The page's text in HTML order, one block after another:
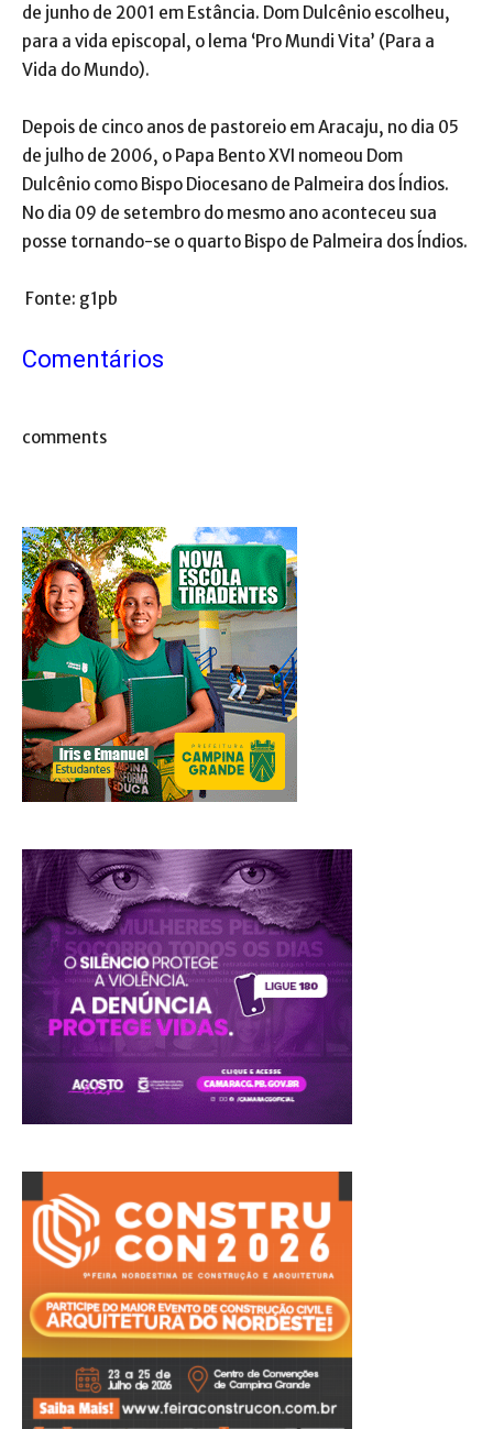
de junho de 2001 em Estância. Dom Dulcênio escolheu,
para a vida episcopal, o lema ‘Pro Mundi Vita’ (Para a
Vida do Mundo).
Depois de cinco anos de pastoreio em Aracaju, no dia 05
de julho de 2006, o Papa Bento XVI nomeou Dom
Dulcênio como Bispo Diocesano de Palmeira dos Índios.
No dia 09 de setembro do mesmo ano aconteceu sua
posse tornando-se o quarto Bispo de Palmeira dos Índios.
Fonte: g1pb
Comentários
comments